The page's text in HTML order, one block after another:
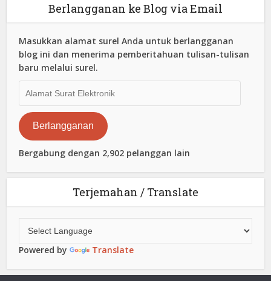
Berlangganan ke Blog via Email
Masukkan alamat surel Anda untuk berlangganan
blog ini dan menerima pemberitahuan tulisan-tulisan
baru melalui surel.
Surat
Elektronik
Berlangganan
Bergabung dengan 2,902 pelanggan lain
Terjemahan / Translate
Powered by Translate